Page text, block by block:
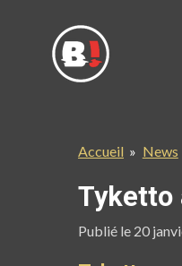
contenu
Accueil » News
Tyketto
Publié le 20